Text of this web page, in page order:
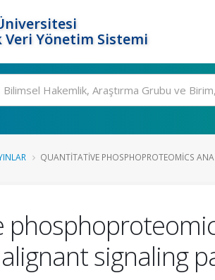
Yönetim Sistemi
QUANTITATIVE PHOSPHOPROTEOMICS
signaling